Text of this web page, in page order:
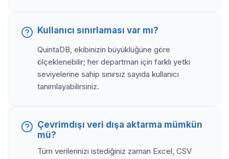
Kullanıcı sınırlaması var mı?
QuintaDB, ekibinizin büyüklüğüne göre
ölçeklenebilir; her departman için farklı yetki
seviyelerine sahip sınırsız sayıda kullanıcı
tanımlayabilirsiniz.
Çevrimdışı veri dışa aktarma mümkün
mü?
Tüm verilerinizi istediğiniz zaman Excel, CSV